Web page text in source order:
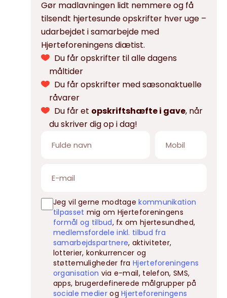
Gør madlavningen lidt nemmere og få
tilsendt hjertesunde opskrifter hver uge –
udarbejdet i samarbejde med
Hjerteforeningens diætist.
Du får opskrifter til alle dagens
måltider
Du får opskrifter med sæsonaktuelle
råvarer
Du får et opskriftshæfte i gave, når
du skriver dig op i dag!
Jeg vil gerne modtagekommunikation
tilpasset mig om Hjerteforeningens
formål og tilbud, fx om hjertesundhed,
medlemsfordele inkl. tilbud fra
samarbejdspartnere, aktiviteter,
lotterier, konkurrencer og
støttemuligheder fraHjerteforeningens
organisation via e-mail, telefon, SMS,
apps, brugerdefinerede målgrupper på
sociale medierogHjerteforeningens